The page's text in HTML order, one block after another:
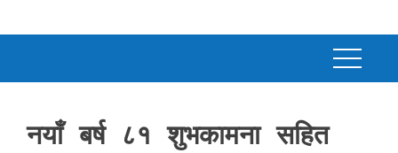
नयाँ बर्ष ८१ शुभकामना सहित